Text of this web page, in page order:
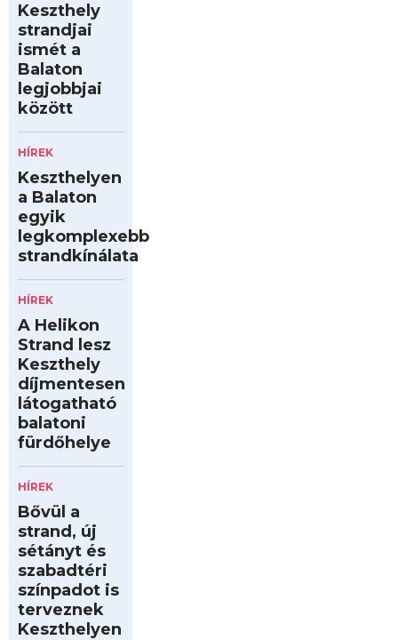
Keszthely
strandjai
ismét a
Balaton
legjobbjai
között
HÍREK
Keszthelyen
a Balaton
egyik
legkomplexebb
strandkínálata
HÍREK
A Helikon
Strand lesz
Keszthely
díjmentesen
látogatható
balatoni
fürdőhelye
HÍREK
Bővül a
strand, új
sétányt és
szabadtéri
színpadot is
terveznek
Keszthelyen